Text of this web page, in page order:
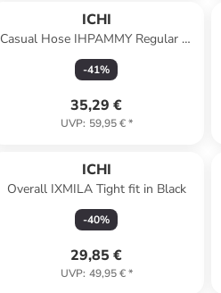
ICHI
Casual Hose IHPAMMY Regular fit
in Medium blue
-41%
35,29 €
UVP: 59,95 €*
ICHI
Overall IXMILA Tight fit in Black
-40%
29,85 €
UVP: 49,95 €*